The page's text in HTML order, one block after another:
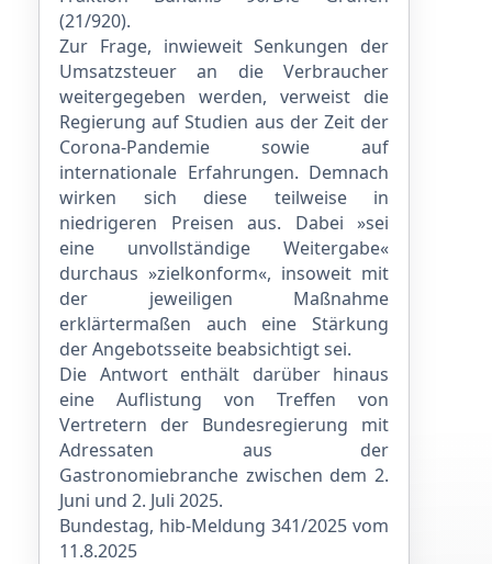
(21/920).
Zur Frage, inwieweit Senkungen der
Umsatzsteuer an die Verbraucher
weitergegeben werden, verweist die
Regierung auf Studien aus der Zeit der
Corona-Pandemie sowie auf
internationale Erfahrungen. Demnach
wirken sich diese teilweise in
niedrigeren Preisen aus. Dabei »sei
eine unvollständige Weitergabe«
durchaus »zielkonform«, insoweit mit
der jeweiligen Maßnahme
erklärtermaßen auch eine Stärkung
der Angebotsseite beabsichtigt sei.
Die Antwort enthält darüber hinaus
eine Auflistung von Treffen von
Vertretern der Bundesregierung mit
Adressaten aus der
Gastronomiebranche zwischen dem 2.
Juni und 2. Juli 2025.
Bundestag, hib-Meldung 341/2025 vom
11.8.2025